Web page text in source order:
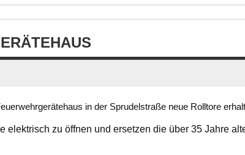
in der Sprudelstraße neue Rolltore
elektrisch zu öffnen und ersetzen die über 35 Jahre